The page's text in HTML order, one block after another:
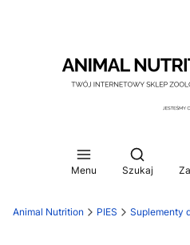
Menu
Otwórz
Szukaj
Animal Nutrition PIES Suplementy